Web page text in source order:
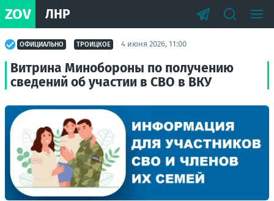
ZOV ЛНР
ОФИЦИАЛЬНО ТРОИЦКОЕ 4 июня 2026, 11:00
Витрина Минобороны по получению
сведений об участии в СВО в ВКУ